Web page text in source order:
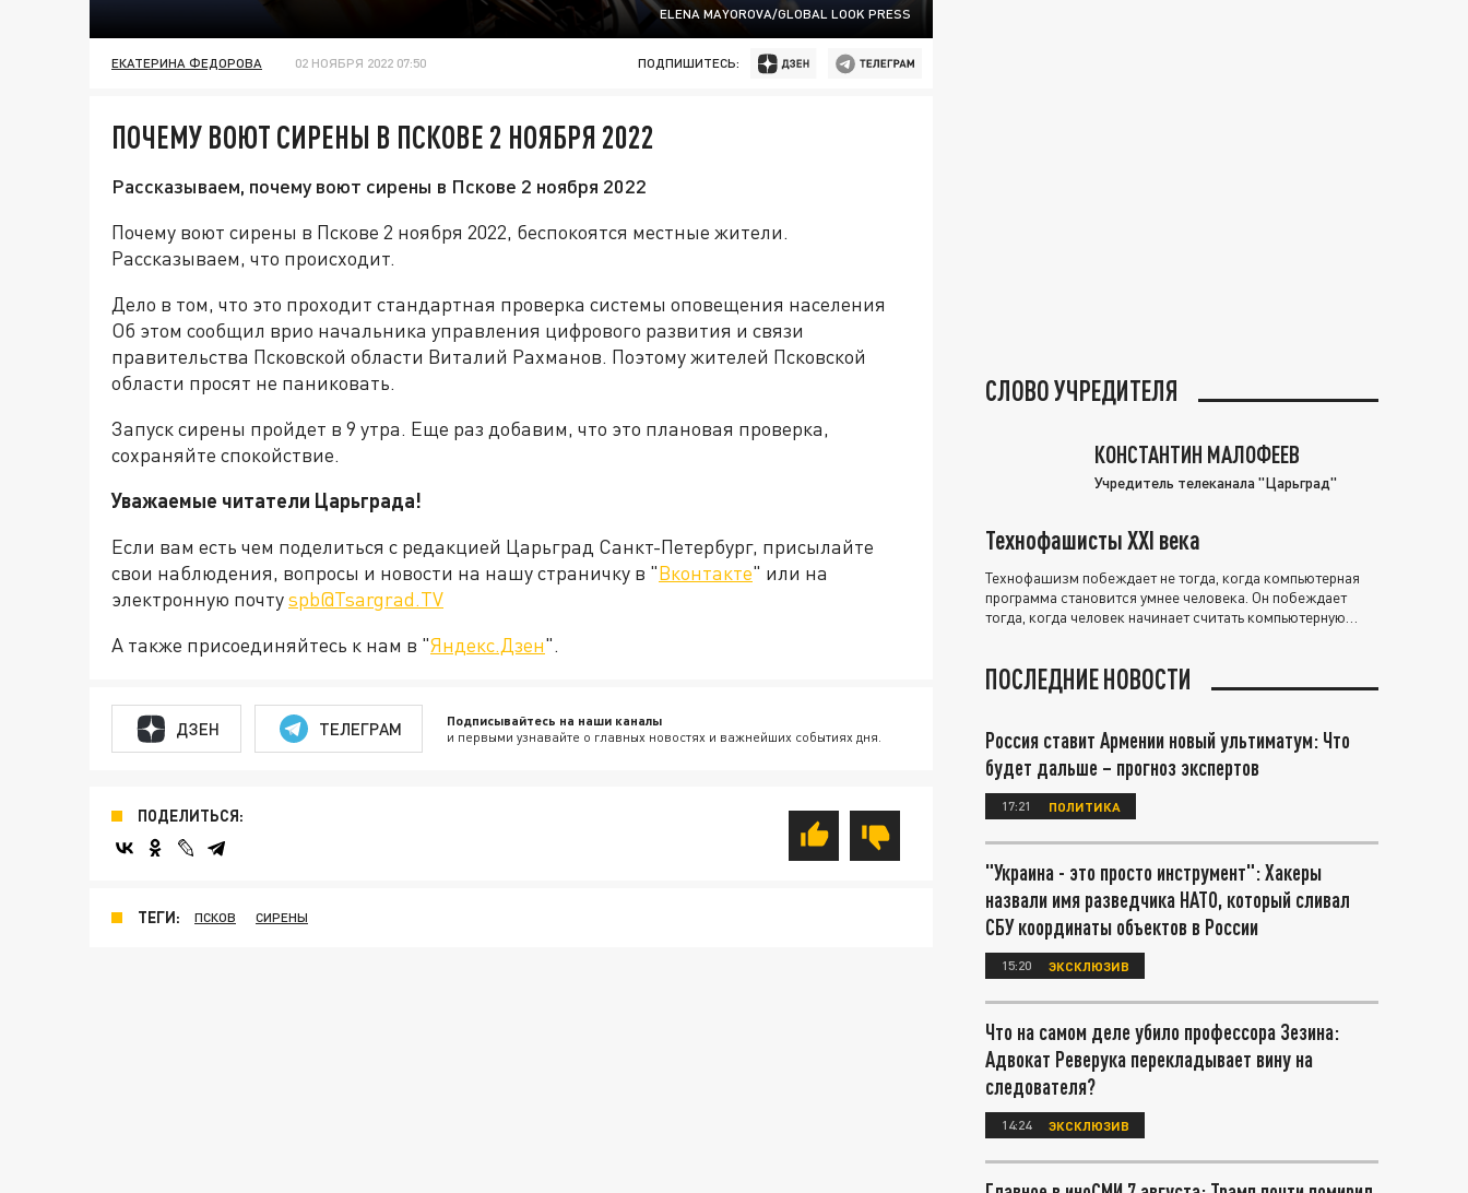
ELENA MAYOROVA/GLOBAL LOOK PRESS
ЕКАТЕРИНА ФЕДОРОВА 02 НОЯБРЯ 2022 07:50 ПОДПИШИТЕСЬ:
ПОЧЕМУ ВОЮТ СИРЕНЫ В ПСКОВЕ 2 НОЯБРЯ 2022
Рассказываем, почему воют сирены в Пскове 2 ноября 2022
Почему воют сирены в Пскове 2 ноября 2022, беспокоятся местные жители.
Рассказываем, что происходит.
Дело в том, что это проходит стандартная проверка системы оповещения населения
Об этом сообщил врио начальника управления цифрового развития и связи
правительства Псковской области Виталий Рахманов. Поэтому жителей Псковской
области просят не паниковать.
Запуск сирены пройдет в 9 утра. Еще раз добавим, что это плановая проверка,
сохраняйте спокойствие.
Уважаемые читатели Царьграда!
Если вам есть чем поделиться с редакцией Царьград Санкт-Петербург, присылайте
свои наблюдения, вопросы и новости на нашу страничку в "Вконтакте" или на
электронную почтуspb@Tsargrad.TV
А также присоединяйтесь к нам в "Яндекс.Дзен".
ДЗЕН ТЕЛЕГРАМ Подписывайтесь на наши каналы
и первыми узнавайте о главных новостях и важнейших событиях дня.
ПОДЕЛИТЬСЯ:
ТЕГИ: ПСКОВ СИРЕНЫ
СЛОВО УЧРЕДИТЕЛЯ
КОНСТАНТИН МАЛОФЕЕВ
Учредитель телеканала "Царьград"
Технофашисты XXI века
Технофашизм побеждает не тогда, когда компьютерная
программа становится умнее человека. Он побеждает
тогда, когда человек начинает считать компьютерную
ПОСЛЕДНИЕ НОВОСТИ
Россия ставит Армении новый ультиматум: Что
будет дальше – прогноз экспертов
17:21 ПОЛИТИКА
"Украина - это просто инструмент": Хакеры
назвали имя разведчика НАТО, который сливал
СБУ координаты объектов в России
15:20 ЭКСКЛЮЗИВ
Что на самом деле убило профессора Зезина:
Адвокат Реверука перекладывает вину на
следователя?
14:24 ЭКСКЛЮЗИВ